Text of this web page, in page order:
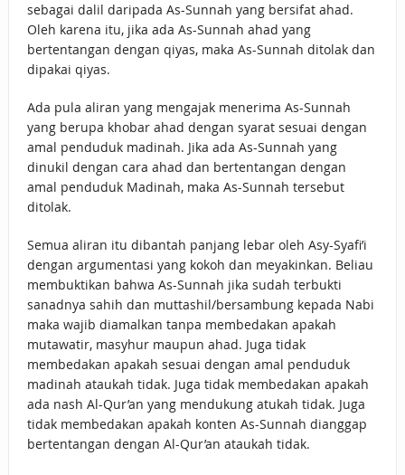
sebagai dalil daripada As-Sunnah yang bersifat ahad.
Oleh karena itu, jika ada As-Sunnah ahad yang
bertentangan dengan qiyas, maka As-Sunnah ditolak dan
dipakai qiyas.
Ada pula aliran yang mengajak menerima As-Sunnah
yang berupa khobar ahad dengan syarat sesuai dengan
amal penduduk madinah. Jika ada As-Sunnah yang
dinukil dengan cara ahad dan bertentangan dengan
amal penduduk Madinah, maka As-Sunnah tersebut
ditolak.
Semua aliran itu dibantah panjang lebar oleh Asy-Syafi’i
dengan argumentasi yang kokoh dan meyakinkan. Beliau
membuktikan bahwa As-Sunnah jika sudah terbukti
sanadnya sahih dan muttashil/bersambung kepada Nabi
maka wajib diamalkan tanpa membedakan apakah
mutawatir, masyhur maupun ahad. Juga tidak
membedakan apakah sesuai dengan amal penduduk
madinah ataukah tidak. Juga tidak membedakan apakah
ada nash Al-Qur’an yang mendukung atukah tidak. Juga
tidak membedakan apakah konten As-Sunnah dianggap
bertentangan dengan Al-Qur’an ataukah tidak.